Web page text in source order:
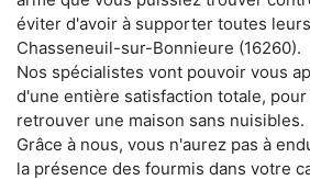
éviter d'avoir à supporter toutes
Chasseneuil-sur-Bonnieure (16260).
Nos spécialistes vont pouvoir vous
d'une entière satisfaction totale,
retrouver une maison sans nuisibles.
Grâce à nous, vous n'aurez pas à
la présence des fourmis dans votre